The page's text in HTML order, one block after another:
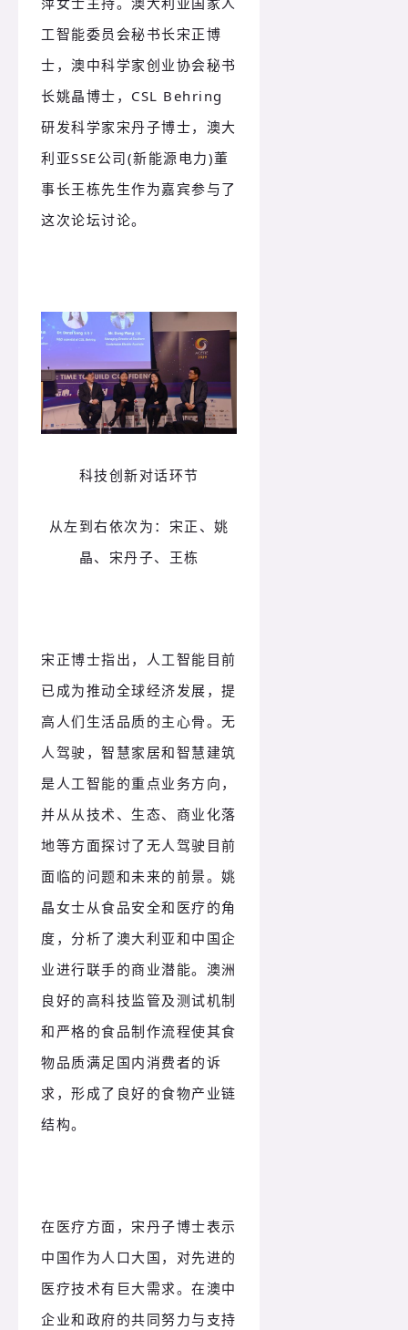
工智能委员会秘书长宋正博
士，澳中科学家创业协会秘书
长姚晶博士，CSL Behring
研发科学家宋丹子博士，澳大
利亚SSE公司(新能源电力)董
事长王栋先生作为嘉宾参与了
这次论坛讨论。
科技创新对话环节
从左到右依次为：宋正、姚
晶、宋丹子、王栋
宋正博士指出，人工智能目前
已成为推动全球经济发展，提
高人们生活品质的主心骨。无
人驾驶，智慧家居和智慧建筑
是人工智能的重点业务方向，
并从从技术、生态、商业化落
地等方面探讨了无人驾驶目前
面临的问题和未来的前景。姚
晶女士从食品安全和医疗的角
度，分析了澳大利亚和中国企
业进行联手的商业潜能。澳洲
良好的高科技监管及测试机制
和严格的食品制作流程使其食
物品质满足国内消费者的诉
求，形成了良好的食物产业链
结构。
在医疗方面，宋丹子博士表示
中国作为人口大国，对先进的
医疗技术有巨大需求。在澳中
企业和政府的共同努力与支持